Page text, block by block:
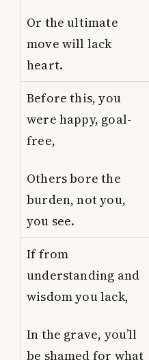
Or the ultimate
move will lack
heart.
Before this, you
were happy, goal-
free,
Others bore the
burden, not you,
you see.
If from
understanding and
wisdom you lack,
In the grave, you’ll
be shamed for what